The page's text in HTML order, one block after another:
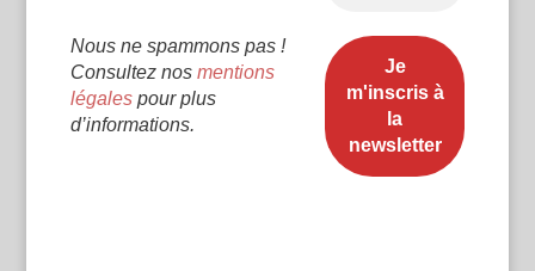
Nous ne spammons pas !
Consultez nos mentions
légalespour plus
d’informations.